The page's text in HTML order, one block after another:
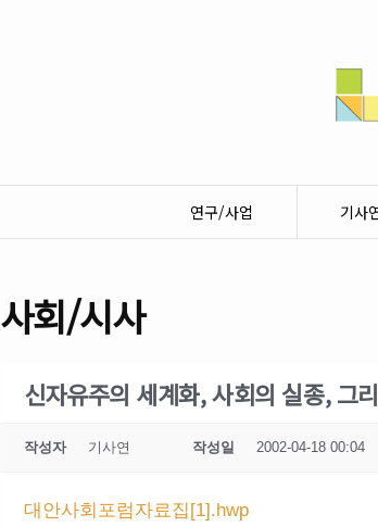
연구/사업 기사
사회/시사
신자유주의 세계화, 사회의 실종, 그
작성자 기사연 작성일 2002-04-18 00:04
대안사회포럼자료집[1].hwp